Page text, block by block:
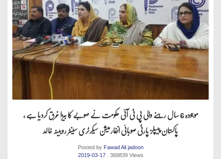
موجودہ 6 سال رہنے والی پی ٹی آئی حکومت نے صوبے کا بیڑا غرق کردیا ہے ،
پاکستان پیپلز پارٹی صوبائی انفارمیشن سیکرٹری سینٹر روبینہ خالد
Posted by Fawad Ali jadoon
2019-03-17 . 368839 Views